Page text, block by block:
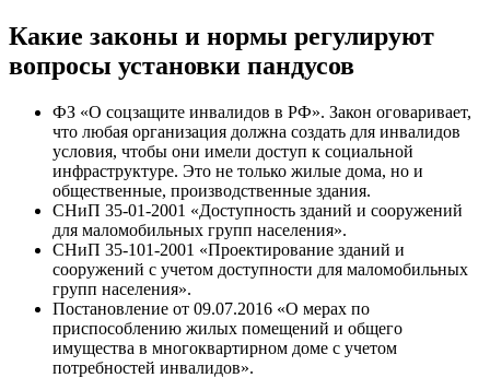
Какие законы и нормы регулируют
вопросы установки пандусов
ФЗ «О соцзащите инвалидов в РФ». Закон оговаривает,
что любая организация должна создать для инвалидов
условия, чтобы они имели доступ к социальной
инфраструктуре. Это не только жилые дома, но и
общественные, производственные здания.
СНиП 35-01-2001 «Доступность зданий и сооружений
для маломобильных групп населения».
СНиП 35-101-2001 «Проектирование зданий и
сооружений с учетом доступности для маломобильных
групп населения».
Постановление от 09.07.2016 «О мерах по
приспособлению жилых помещений и общего
имущества в многоквартирном доме с учетом
потребностей инвалидов».